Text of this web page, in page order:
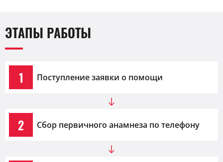
ЭТАПЫ РАБОТЫ
1 Поступление заявки о помощи
2 Сбор первичного анамнеза по телефону